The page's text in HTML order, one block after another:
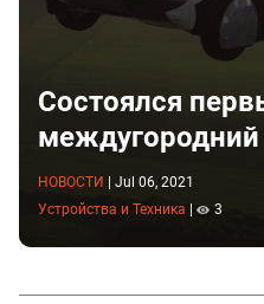
Состоялся
междугородний
НОВОСТИ
Jul 06, 2021
Устройства и Техника
3